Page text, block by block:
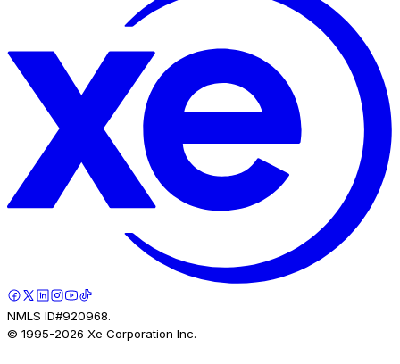
NMLS ID#920968.
© 1995-2026 Xe Corporation Inc.